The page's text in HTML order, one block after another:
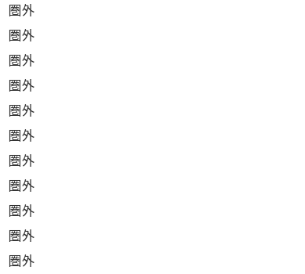
圏外
圏外
圏外
圏外
圏外
圏外
圏外
圏外
圏外
圏外
圏外